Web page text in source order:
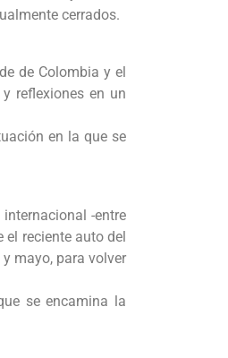
cerrados.
de Colombia y el
reflexiones en un
en la que se
-entre
el reciente auto del
mayo, para volver
se encamina la